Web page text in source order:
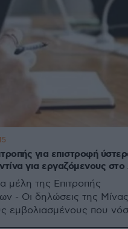
για επιστροφή
για εργαζόμενους
μέλη της Επιτροπής
- Οι δηλώσεις της
εμβολιασμένους που
15